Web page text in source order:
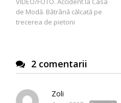
în
articole
de Modă. Bătrână călcată pe
trecerea de pietoni
2 comentarii
Zoli